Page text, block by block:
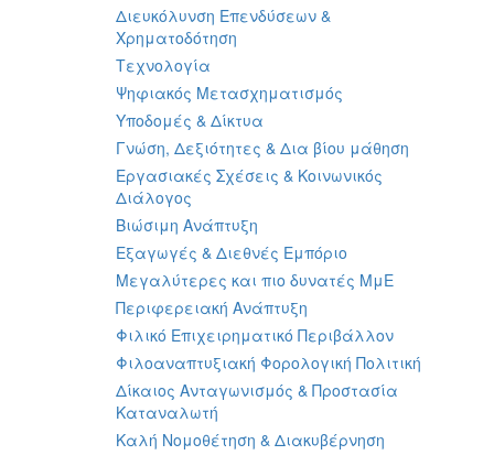
Διευκόλυνση Επενδύσεων &
Χρηματοδότηση
Τεχνολογία
Ψηφιακός Μετασχηματισμός
Υποδομές & Δίκτυα
Γνώση, Δεξιότητες & Δια βίου μάθηση
Εργασιακές Σχέσεις & Κοινωνικός
Διάλογος
Βιώσιμη Ανάπτυξη
Εξαγωγές & Διεθνές Εμπόριο
Μεγαλύτερες και πιο δυνατές ΜμΕ
Περιφερειακή Ανάπτυξη
Φιλικό Επιχειρηματικό Περιβάλλον
Φιλοαναπτυξιακή Φορολογική Πολιτική
Δίκαιος Ανταγωνισμός & Προστασία
Καταναλωτή
Καλή Νομοθέτηση & Διακυβέρνηση